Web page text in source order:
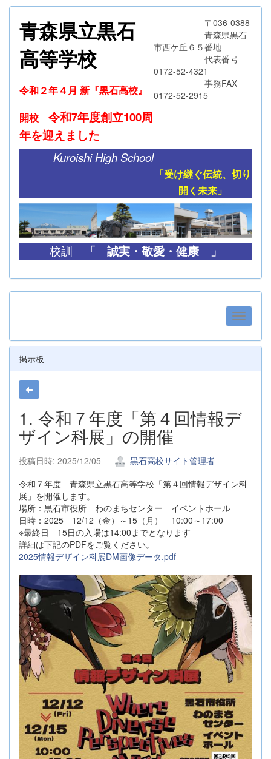
青森県立黒石
高等学校
令和２年４月 新『黒石高校』
開校
令和7年度創立100周
年を迎えました
〒036-0388
青森県黒石
市西ケ丘６５番地
代表番号
0172-52-4321
事務FAX
0172-52-2915
Kuroishi High School
「受け継ぐ伝統、切り
開く未来」
校訓 「 誠実・敬愛・健康 」
掲示板
1. 令和７年度「第４回情報デ
ザイン科展」の開催
投稿日時: 2025/12/05
黒石高校サイト管理者
令和７年度 青森県立黒石高等学校「第４回情報デザイン科
展」を開催します。
場所：黒石市役所 わのまちセンター イベントホール
日時：2025 12/12（金）～15（月） 10:00～17:00
※最終日 15日の入場は14:00までとなります
詳細は下記のPDFをご覧ください。
2025情報デザイン科展DM画像データ.pdf